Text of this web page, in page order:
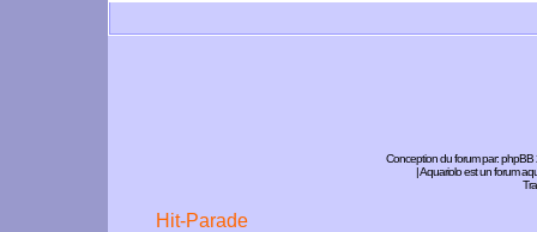
Conception du forum par:phpBB
| Aquariolo est un forum